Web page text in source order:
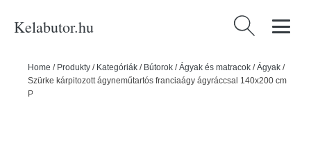
Kelabutor.hu Keresés:
Home / Produkty / Kategóriák / Bútorok /Ágyak és matracok /Ágyak /
Szürke kárpitozott ágyneműtartós franciaágy ágyráccsal 140x200 cm
Plissa – ELTAP